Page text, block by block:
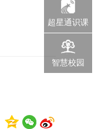
超星通识课
智慧校园